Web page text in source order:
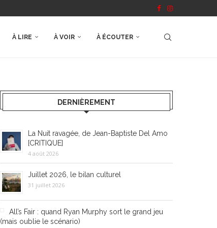
À LIRE À VOIR À ÉCOUTER
DERNIÈREMENT
La Nuit ravagée, de Jean-Baptiste Del Amo
[CRITIQUE]
4 août 2026
Juillet 2026, le bilan culturel
31 juillet 2026
All’s Fair : quand Ryan Murphy sort le grand jeu
(mais oublie le scénario)